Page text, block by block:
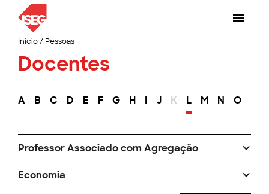
Início/ Pessoas
Docentes
A B C D E F G H I J K L M N O
Professor Associado com Agregação
Economia